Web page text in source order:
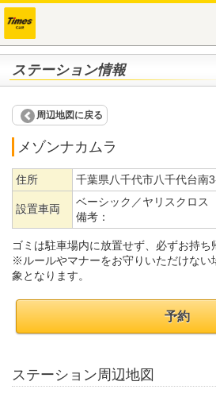
ステーション情報
周辺地図に戻る
メゾンナカムラ
住所 千葉県八千代市八千代台南
設置車両
ベーシック／ヤリスクロス
備考：
ゴミは駐車場内に放置せず、必ずお持ち
※ルールやマナーをお守りいただけない
象となります。
予約
ステーション周辺地図